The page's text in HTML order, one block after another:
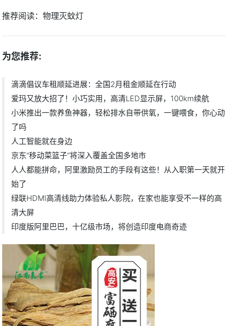
推荐阅读：物理灭蚊灯
为您推荐:
滴滴倡议车租顺延进展：全国2月租金顺延在行动
爱玛又放大招了！小巧实用，高清LED显示屏，100km续航
小米推出一款养鱼神器，轻松排水自带供氧，一键喂食，你心动
了吗
人工智能就在身边
京东“移动菜篮子”将深入覆盖全国多地市
人人都能拼命，阿里激励员工的手段有这些！从入职第一天就开
始了
绿联HDMI高清线助力体验私人影院，在家也能享受不一样的高
清大屏
印度版阿里巴巴，十亿级市场，将创造印度电商奇迹